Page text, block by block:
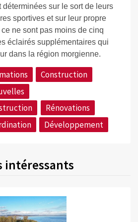
sur le sort de leurs
sportives et sur leur propre
ne sont pas moins de cinq
éclairés supplémentaires qui
dans la région morgienne.
Construction
Rénovations
Développement
intéressants